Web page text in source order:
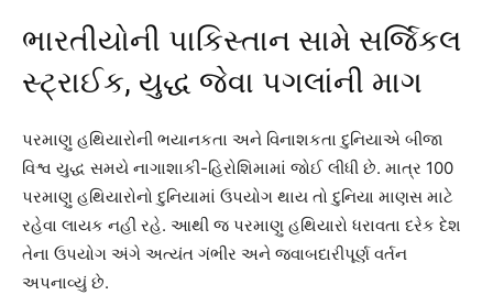
ભારતીયોની પાકિસ્તાન સામે સર્જિકલ
સ્ટ્રાઈક, યુદ્ધ જેવા પગલાંની માગ
પરમાણુ હથિયારોની ભયાનકતા અને વિનાશકતા દુનિયાએ બીજા
વિશ્વ યુદ્ધ સમયે નાગાશાકી-હિરોશિમામાં જોઈ લીધી છે. માત્ર 100
પરમાણુ હથિયારોનો દુનિયામાં ઉપયોગ થાય તો દુનિયા માણસ માટે
રહેવા લાયક નહીં રહે. આથી જ પરમાણુ હથિયારો ધરાવતા દરેક દેશ
તેના ઉપયોગ અંગે અત્યંત ગંભીર અને જવાબદારીપૂર્ણ વર્તન
અપનાવ્યું છે.